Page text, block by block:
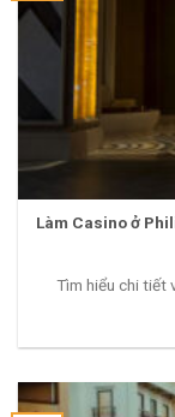
Làm Casino ở
Tìm hiểu chi tiết